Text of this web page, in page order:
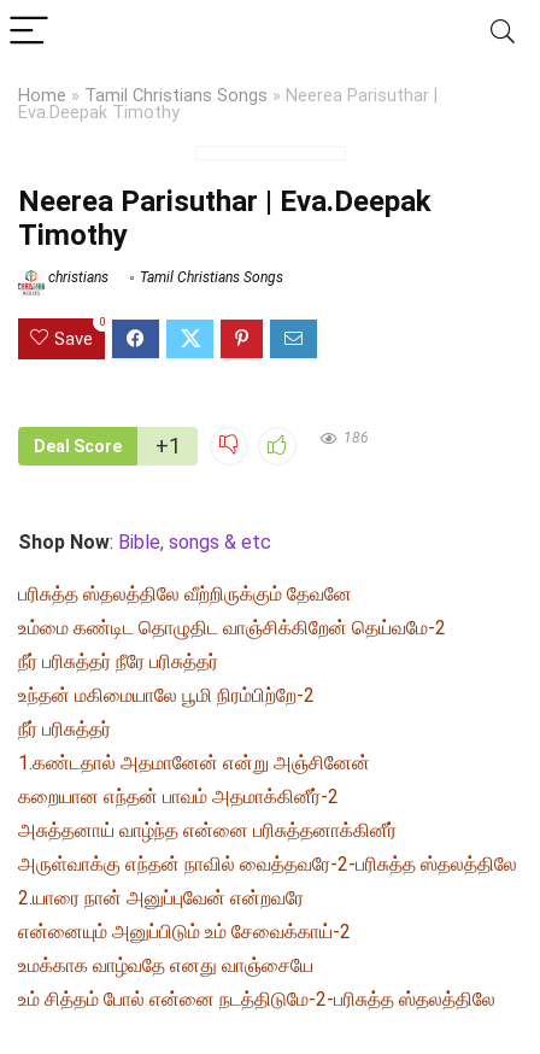
Home » Tamil Christians Songs » Neerea Parisuthar |
Eva.Deepak Timothy
Neerea Parisuthar | Eva.Deepak
Timothy
christians Tamil Christians Songs
Save
0
Deal Score +1 186
Shop Now: Bible, songs & etc
பரிசுத்த ஸ்தலத்திலே வீற்றிருக்கும் தேவனே
உம்மை கண்டிட தொழுதிட வாஞ்சிக்கிறேன் தெய்வமே-2
நீர் பரிசுத்தர் நீரே பரிசுத்தர்
உந்தன் மகிமையாலே பூமி நிரம்பிற்றே-2
நீர் பரிசுத்தர்
1.கண்டதால் அதமானேன் என்று அஞ்சினேன்
கறையான எந்தன் பாவம் அதமாக்கினீர்-2
அசுத்தனாய் வாழ்ந்த என்னை பரிசுத்தனாக்கினீர்
அருள்வாக்கு எந்தன் நாவில் வைத்தவரே-2-பரிசுத்த ஸ்தலத்திலே
2.யாரை நான் அனுப்புவேன் என்றவரே
என்னையும் அனுப்பிடும் உம் சேவைக்காய்-2
உமக்காக வாழ்வதே எனது வாஞ்சையே
உம் சித்தம் போல் என்னை நடத்திடுமே-2-பரிசுத்த ஸ்தலத்திலே